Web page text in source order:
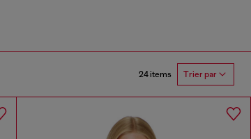
24 items Trier par